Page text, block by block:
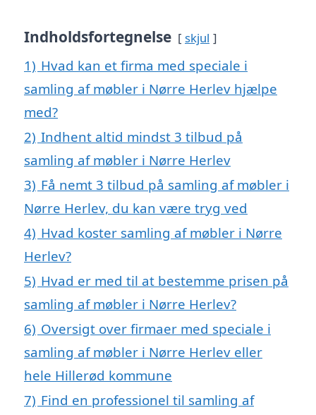
Indholdsfortegnelse skjul
1) Hvad kan et firma med speciale i
samling af møbler i Nørre Herlev hjælpe
med?
2) Indhent altid mindst 3 tilbud på
samling af møbler i Nørre Herlev
3) Få nemt 3 tilbud på samling af møbler i
Nørre Herlev, du kan være tryg ved
4) Hvad koster samling af møbler i Nørre
Herlev?
5) Hvad er med til at bestemme prisen på
samling af møbler i Nørre Herlev?
6) Oversigt over firmaer med speciale i
samling af møbler i Nørre Herlev eller
hele Hillerød kommune
7) Find en professionel til samling af